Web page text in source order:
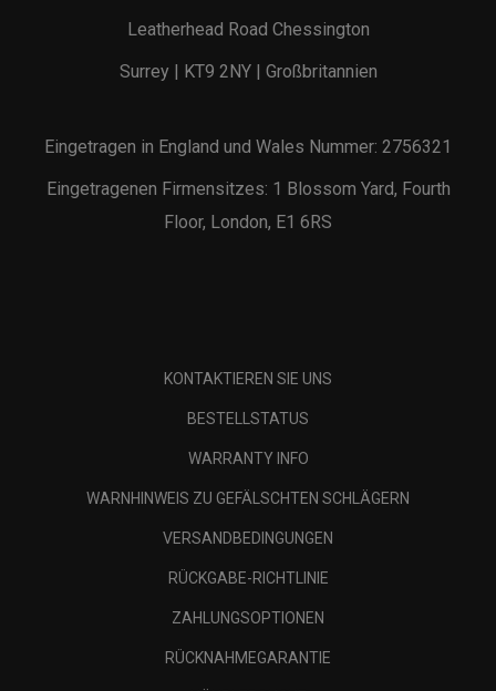
Leatherhead Road Chessington
Surrey | KT9 2NY | Großbritannien
Eingetragen in England und Wales Nummer: 2756321
Eingetragenen Firmensitzes: 1 Blossom Yard, Fourth
Floor, London, E1 6RS
KONTAKTIEREN SIE UNS
BESTELLSTATUS
WARRANTY INFO
WARNHINWEIS ZU GEFÄLSCHTEN SCHLÄGERN
VERSANDBEDINGUNGEN
RÜCKGABE-RICHTLINIE
ZAHLUNGSOPTIONEN
RÜCKNAHMEGARANTIE